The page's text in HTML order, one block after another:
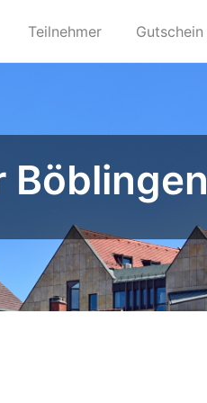
Teilnehmer Gutschein
Böblingen